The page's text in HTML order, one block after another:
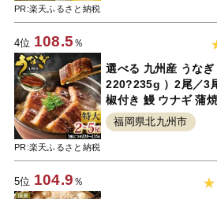
PR:楽天ふるさと納税
4位 108.5 ％
PR:楽天ふるさと納税
選べる 九州産 うな
220?235g ）2尾／3
椒付き 鰻 ウナギ 蒲
国産 送料無料 鹿児島
原料使用
福岡県北九州市
5位 104.9 ％